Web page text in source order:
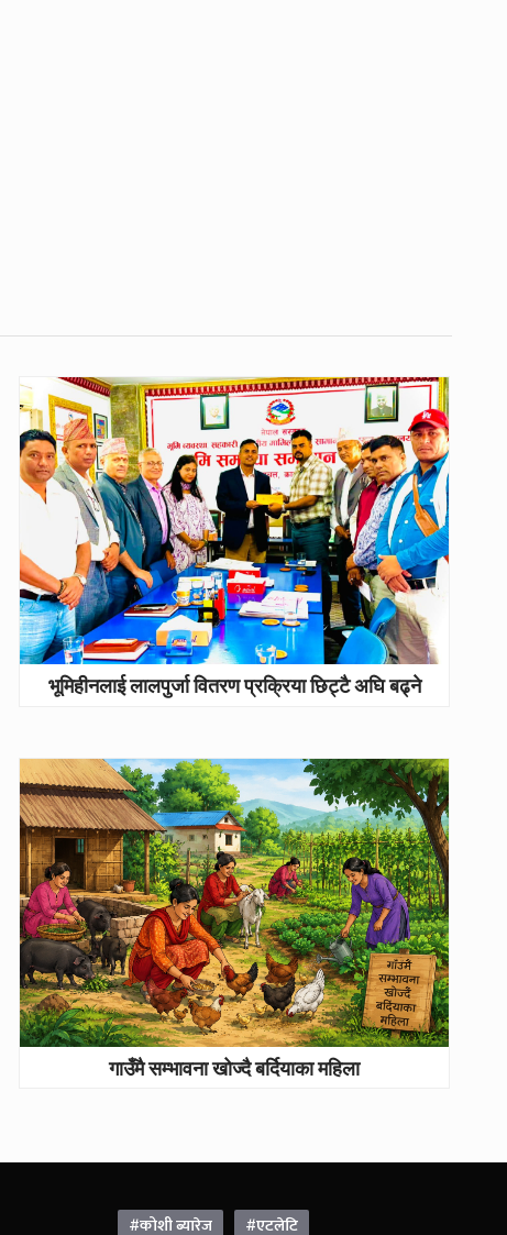
भूमिहीनलाई लालपुर्जा वितरण प्रक्रिया छिट्टै अघि बढ्ने
गाउँमै सम्भावना खोज्दै बर्दियाका महिला
#कोशी ब्यारेज #एटलेटि